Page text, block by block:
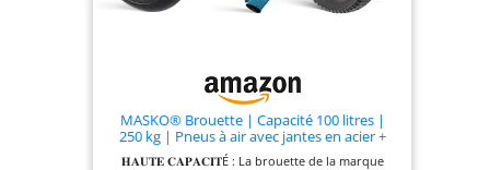
MASKO® Brouette | Capacité 100 litres |
250 kg | Pneus à air avec jantes en acier +
chambre à air de rechange | Châssis en acier
𝐇𝐀𝐔𝐓𝐄 𝐂𝐀𝐏𝐀𝐂𝐈𝐓É : La brouette de la marque